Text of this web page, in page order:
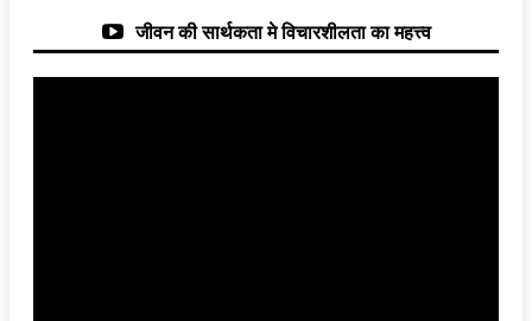
जीवन की सार्थकता मे विचारशीलता का महत्त्व